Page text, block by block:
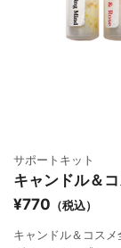
サポートキット
キャンドル＆
¥770 （税込）
キャンドル＆コス